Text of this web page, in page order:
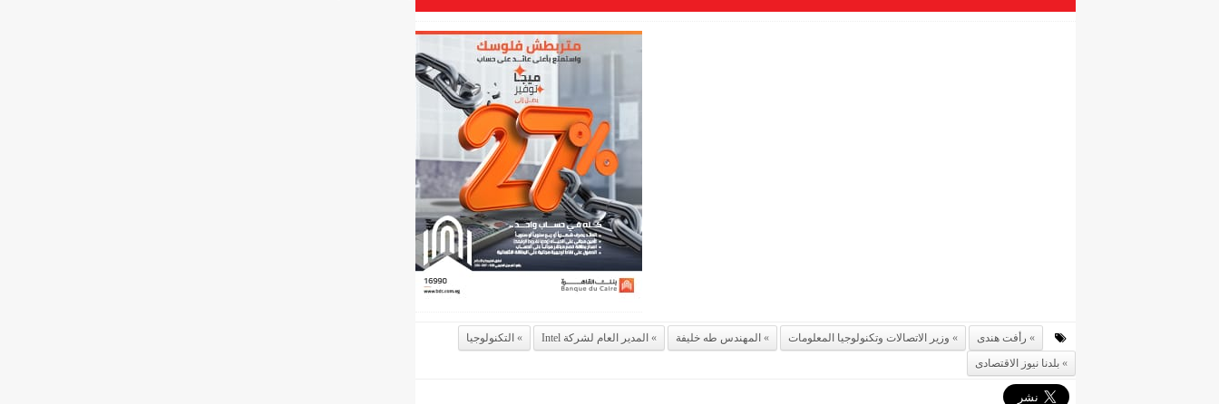
رأفت هندى وزير الاتصالات وتكنولوجيا المعلومات المهندس طه خليفة المدير العام لشركة Intel
التكنولوجيا
بلدنا نيوز الاقتصادى